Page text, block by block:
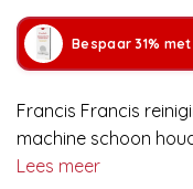
Bespaar 31%
Francis Francis
machine schoon
Lees meer